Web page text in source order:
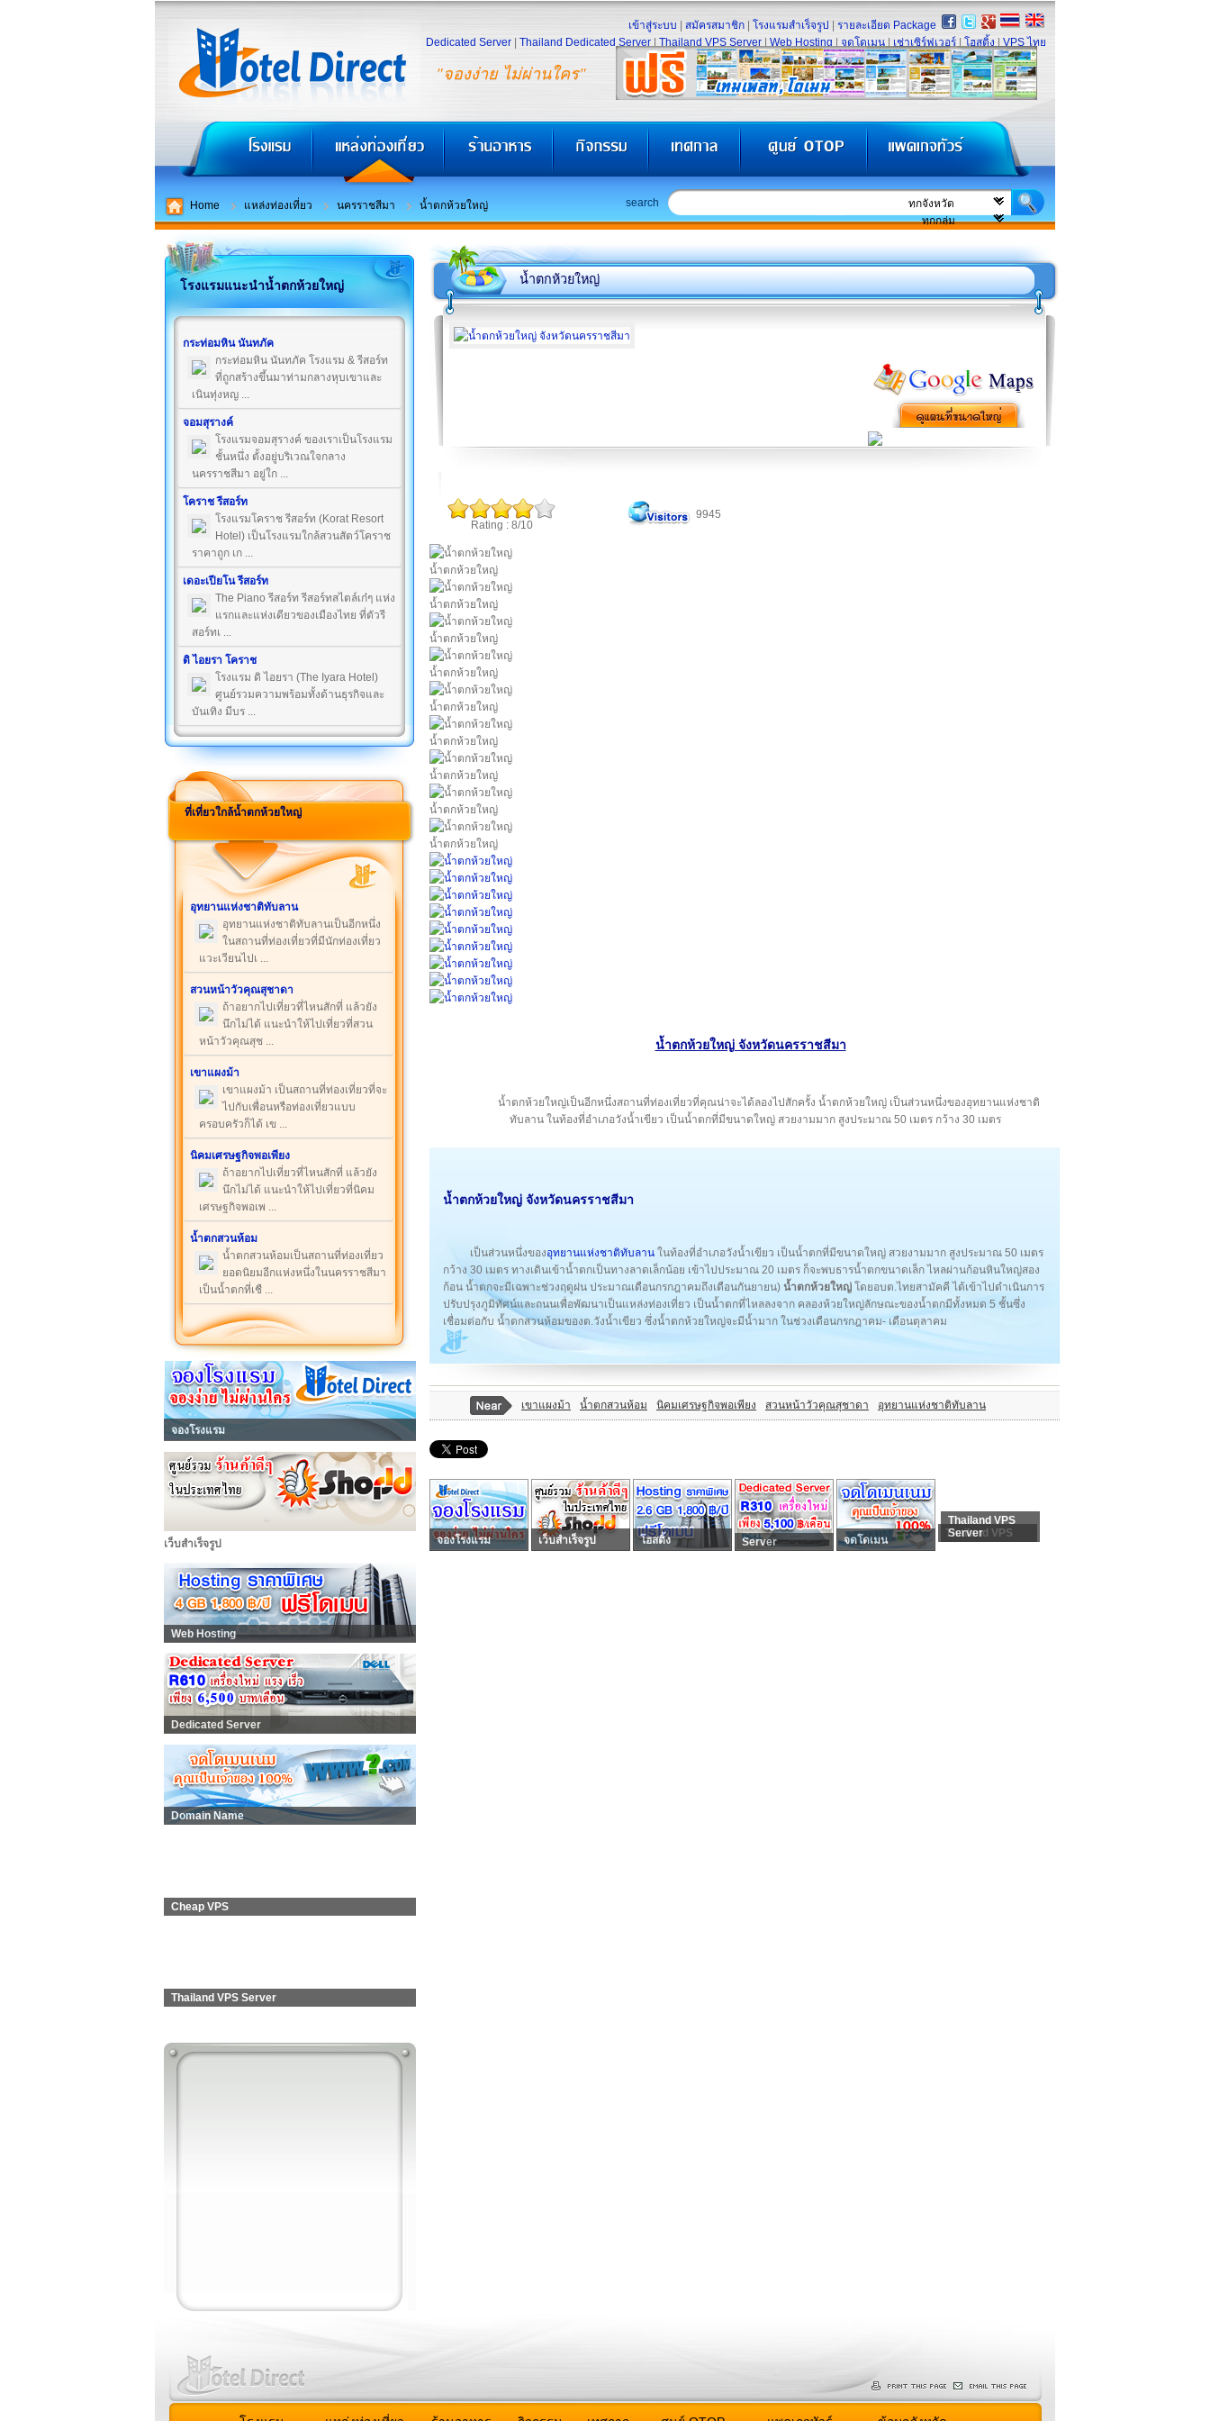
"จองง่าย ไม่ผ่านใคร"
เข้าสู่ระบบ สมัครสมาชิก โรงแรมสำเร็จรูป
รายละเอียด Package
Dedicated Server
Thailand Dedicated Server Thailand VPS Server Web Hosting จดโดเมน เช่าเซิร์ฟเวอร์ โฮสติ้ง VPS ไทย
Home แหล่งท่องเที่ยว นครราชสีมา น้ำตกห้วยใหญ่ search
โรงแรมแนะนำน้ำตกห้วยใหญ่
กระท่อมหิน นันทภัค
กระท่อมหิน นันทภัค โรงแรม & รีสอร์ท
ที่ถูกสร้างขึ้นมาท่ามกลางหุบเขาและ
เนินทุ่งหญ ...
จอมสุรางค์
โรงแรมจอมสุรางค์ ของเราเป็นโรงแรม
ชั้นหนึ่ง ตั้งอยู่บริเวณใจกลาง
นครราชสีมา อยู่ใก ...
โคราช รีสอร์ท
โรงแรมโคราช รีสอร์ท (Korat Resort
Hotel) เป็นโรงแรมใกล้สวนสัตว์โคราช
ราคาถูก เก ...
เดอะเปียโน รีสอร์ท
The Piano รีสอร์ท รีสอร์ทสไตล์เก๋ๆ แห่ง
แรกและแห่งเดียวของเมืองไทย ที่ตัวรี
สอร์ทเ ...
ดิ ไอยรา โคราช
โรงแรม ดิ ไอยรา (The Iyara Hotel)
ศูนย์รวมความพร้อมทั้งด้านธุรกิจและ
บันเทิง มีบร ...
ที่เที่ยวใกล้น้ำตกห้วยใหญ่
อุทยานแห่งชาติทับลาน
อุทยานแห่งชาติทับลานเป็นอีกหนึ่ง
ในสถานที่ท่องเที่ยวที่มีนักท่องเที่ยว
แวะเวียนไปเ ...
สวนหน้าวัวคุณสุชาดา
ถ้าอยากไปเที่ยวที่ไหนสักที่ แล้วยัง
นึกไม่ได้ แนะนำให้ไปเที่ยวที่สวน
หน้าวัวคุณสุช ...
เขาแผงม้า
เขาแผงม้า เป็นสถานที่ท่องเที่ยวที่จะ
ไปกับเพื่อนหรือท่องเที่ยวแบบ
ครอบครัวก็ได้ เข ...
นิคมเศรษฐกิจพอเพียง
ถ้าอยากไปเที่ยวที่ไหนสักที่ แล้วยัง
นึกไม่ได้ แนะนำให้ไปเที่ยวที่นิคม
เศรษฐกิจพอเพ ...
น้ำตกสวนห้อม
น้ำตกสวนห้อมเป็นสถานที่ท่องเที่ยว
ยอดนิยมอีกแห่งหนึ่งในนครราชสีมา
เป็นน้ำตกที่เชื ...
จองโรงแรม
เว็บสำเร็จรูป
Web Hosting
Dedicated Server
Domain Name
Cheap VPS
Thailand VPS Server
น้ำตกห้วยใหญ่
Rating : 8/10
9945
น้ำตกห้วยใหญ่
น้ำตกห้วยใหญ่
น้ำตกห้วยใหญ่
น้ำตกห้วยใหญ่
น้ำตกห้วยใหญ่
น้ำตกห้วยใหญ่
น้ำตกห้วยใหญ่
น้ำตกห้วยใหญ่
น้ำตกห้วยใหญ่
น้ำตกห้วยใหญ่ จังหวัดนครราชสีมา
น้ำตกห้วยใหญ่เป็นอีกหนึ่งสถานที่ท่องเที่ยวที่คุณน่าจะได้ลองไปสักครั้ง น้ำตกห้วยใหญ่ เป็นส่วนหนึ่งของอุทยานแห่งชาติ
ทับลาน ในท้องที่อำเภอวังน้ำเขียว เป็นน้ำตกที่มีขนาดใหญ่ สวยงามมาก สูงประมาณ 50 เมตร กว้าง 30 เมตร
น้ำตกห้วยใหญ่ จังหวัดนครราชสีมา
เป็นส่วนหนึ่งของอุทยานแห่งชาติทับลาน ในท้องที่อำเภอวังน้ำเขียว เป็นน้ำตกที่มีขนาดใหญ่ สวยงามมาก สูงประมาณ 50 เมตร
กว้าง 30 เมตร ทางเดินเข้าน้ำตกเป็นทางลาดเล็กน้อย เข้าไปประมาณ 20 เมตร ก็จะพบธารน้ำตกขนาดเล็ก ไหลผ่านก้อนหินใหญ่สอง
ก้อน น้ำตกจะมีเฉพาะช่วงฤดูฝน ประมาณเดือนกรกฎาคมถึงเดือนกันยายน) น้ำตกห้วยใหญ่ โดยอบต.ไทยสามัคคี ได้เข้าไปดำเนินการ
ปรับปรุงภูมิทัศน์และถนนเพื่อพัฒนาเป็นแหล่งท่องเที่ยว เป็นน้ำตกที่ไหลลงจาก คลองห้วยใหญ่ลักษณะของน้ำตกมีทั้งหมด 5 ชั้นซึ่ง
เชื่อมต่อกับ น้ำตกสวนห้อมของต.วังน้ำเขียว ซึ่งน้ำตกห้วยใหญ่จะมีน้ำมาก ในช่วงเดือนกรกฎาคม- เดือนตุลาคม
เขาแผงม้า น้ำตกสวนห้อม นิคมเศรษฐกิจพอเพียง สวนหน้าวัวคุณสุชาดา อุทยานแห่งชาติทับลาน
จองโรงแรม เว็บสำเร็จรูป โฮสติ้ง Server จดโดเมน
Thailand VPS
Thailand VPS
Server